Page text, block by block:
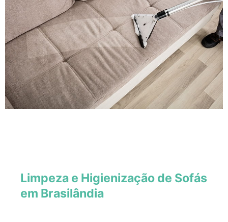
Limpeza e Higienização de Sofás
em Brasilândia